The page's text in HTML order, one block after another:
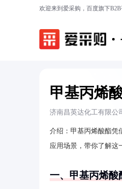
欢迎来到爱采购，百度旗下B2B
甲基丙烯
济南昌英达化工有限公
介绍： 甲基丙烯酸酯凭
应用场景，带你了解这
一、甲基丙烯酸